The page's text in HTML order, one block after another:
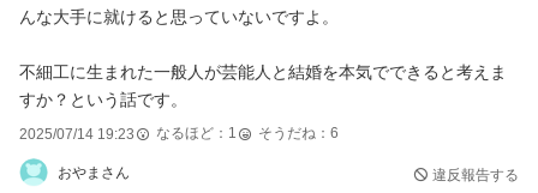
んな大手に就けると思っていないですよ。
不細工に生まれた一般人が芸能人と結婚を本気でできると考えま
すか？という話です。
2025/07/14 19:23 なるほど： 1 そうだね： 6
おやまさん 違反報告する